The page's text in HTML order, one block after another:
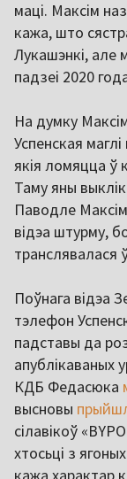
маці. Максім
кажа, што
Лукашэнкі, але
падзеі 2020
На думку
Успенская
якія ломяцца ў
Таму яны
Паводле
відэа штурму,
транслявалася
Поўнага відэа
тэлефон
падставы да
апублікаваных
КДБ Федасюка
высновы
сілавікоў
хтосьці з